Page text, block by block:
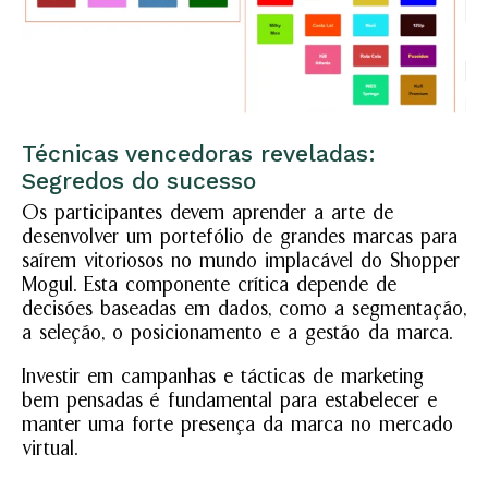
Técnicas vencedoras reveladas:
Segredos do sucesso
Os participantes devem aprender a arte de
desenvolver um portefólio de grandes marcas para
saírem vitoriosos no mundo implacável do Shopper
Mogul. Esta componente crítica depende de
decisões baseadas em dados, como a segmentação,
a seleção, o posicionamento e a gestão da marca.
Investir em campanhas e tácticas de marketing
bem pensadas é fundamental para estabelecer e
manter uma forte presença da marca no mercado
virtual.